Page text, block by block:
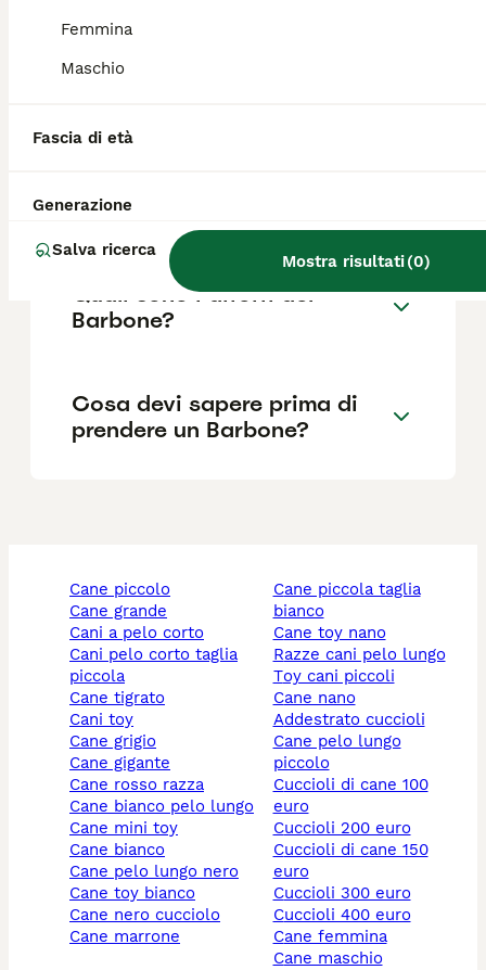
Femmina
Maschio
Fascia di età
Generazione
Salva ricerca
Mostra risultati(0)
Quanto dura la vita di un
Barbone?
Quali sono i difetti del
Barbone?
Cosa devi sapere prima di
prendere un Barbone?
cane piccolo
cane grande
cani a pelo corto
cani pelo corto taglia
piccola
cane tigrato
cani toy
cane grigio
cane gigante
cane rosso razza
cane bianco pelo lungo
cane mini toy
cane bianco
cane pelo lungo nero
cane toy bianco
cane nero cucciolo
cane marrone
cane piccola taglia
bianco
cane toy nano
razze cani pelo lungo
toy cani piccoli
cane nano
addestrato cuccioli
cane pelo lungo
piccolo
cuccioli di cane 100
euro
cuccioli 200 euro
cuccioli di cane 150
euro
cuccioli 300 euro
cuccioli 400 euro
cane femmina
cane maschio